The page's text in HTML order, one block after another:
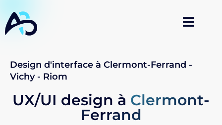
Design d'interface à Clermont-Ferrand -
Vichy - Riom
UX/UI design à Clermont-
Ferrand